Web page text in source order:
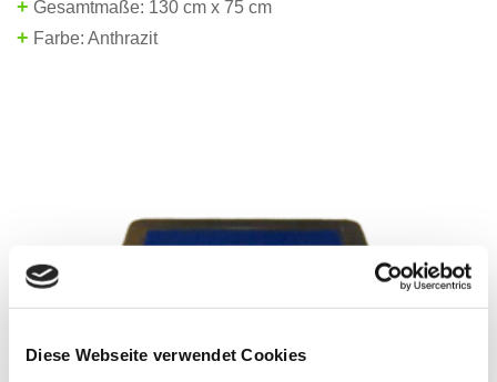
Diese Webseite verwendet Cookies
+ Gesamtmaße: 130 cm x 75 cm
+ Farbe: Anthrazit